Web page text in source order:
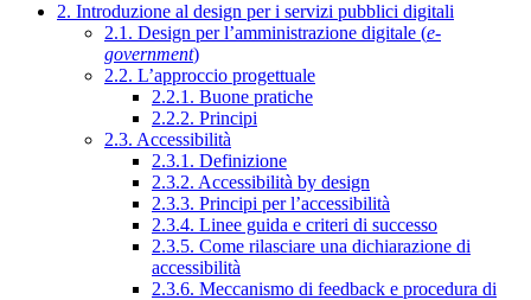
2. Introduzione al design per i servizi pubblici digitali
2.1. Design per l’amministrazione digitale (e-
government)
2.2. L’approccio progettuale
2.2.1. Buone pratiche
2.2.2. Principi
2.3. Accessibilità
2.3.1. Definizione
2.3.2. Accessibilità by design
2.3.3. Principi per l’accessibilità
2.3.4. Linee guida e criteri di successo
2.3.5. Come rilasciare una dichiarazione di
accessibilità
2.3.6. Meccanismo di feedback e procedura di